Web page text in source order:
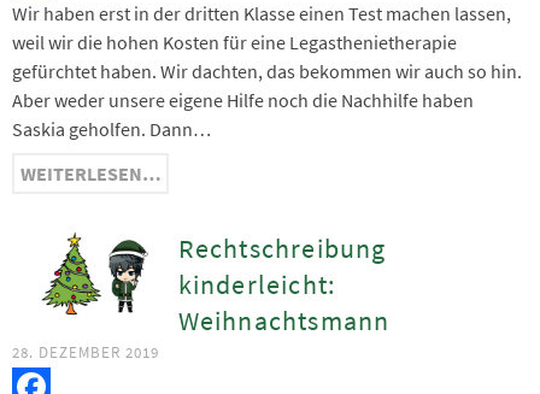
Teilen
Wir haben erst in der dritten Klasse einen Test machen lassen,
weil wir die hohen Kosten für eine Legasthenietherapie
gefürchtet haben. Wir dachten, das bekommen wir auch so hin.
Aber weder unsere eigene Hilfe noch die Nachhilfe haben
Saskia geholfen. Dann…
WEITERLESEN…
Rechtschreibung
kinderleicht:
Weihnachtsmann
28. DEZEMBER 2019